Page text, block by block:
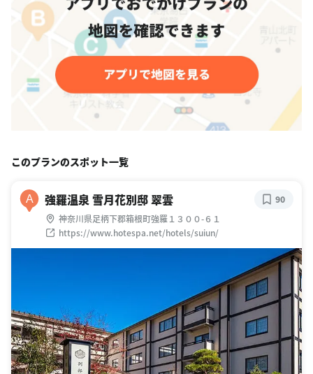
このプランのスポット一覧
A 強羅温泉 雪月花別邸 翠雲
神奈川県足柄下郡箱根町強羅１３００-６１
https://www.hotespa.net/hotels/suiun/
90